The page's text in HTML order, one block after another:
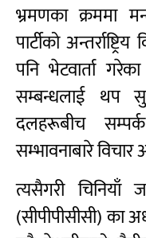
भ्रमणका क्रममा
पार्टीको
पनि भेटवार्ता
सम्बन्धलाई थप
दलहरूबीच
सम्भावनाबारे विचार
त्यसैगरी चिनियाँ
(सीपीपीसीसी) का